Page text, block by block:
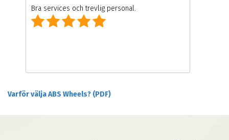
Bra services och trevlig personal.
Varför välja ABS Wheels? (PDF)